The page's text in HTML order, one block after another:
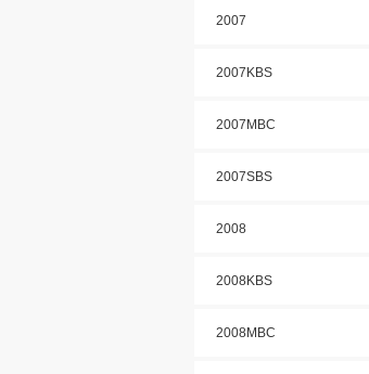
2007
2007KBS
2007MBC
2007SBS
2008
2008KBS
2008MBC